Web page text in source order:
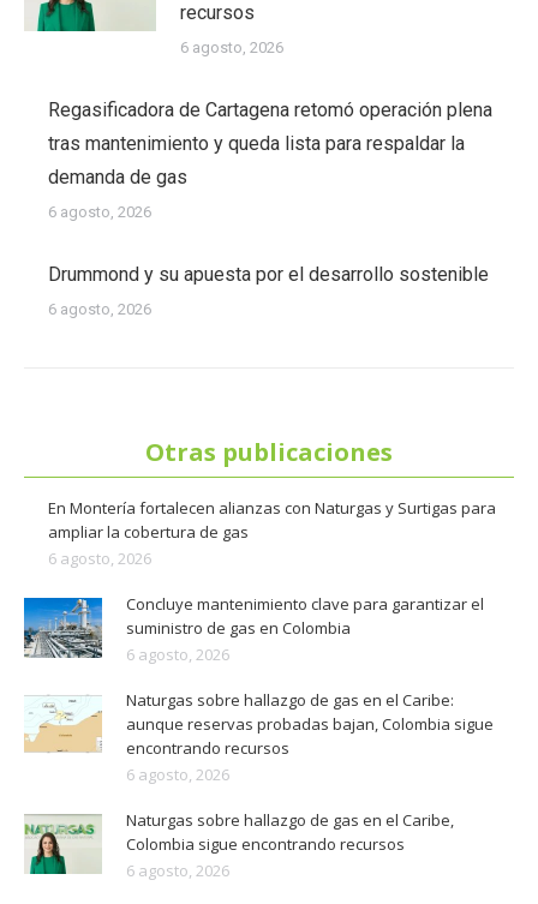
recursos
6 agosto, 2026
Regasificadora de Cartagena retomó operación plena
tras mantenimiento y queda lista para respaldar la
demanda de gas
6 agosto, 2026
Drummond y su apuesta por el desarrollo sostenible
6 agosto, 2026
Otras publicaciones
En Montería fortalecen alianzas con Naturgas y Surtigas para
ampliar la cobertura de gas
6 agosto, 2026
Concluye mantenimiento clave para garantizar el
suministro de gas en Colombia
6 agosto, 2026
Naturgas sobre hallazgo de gas en el Caribe:
aunque reservas probadas bajan, Colombia sigue
encontrando recursos
6 agosto, 2026
Naturgas sobre hallazgo de gas en el Caribe,
Colombia sigue encontrando recursos
6 agosto, 2026